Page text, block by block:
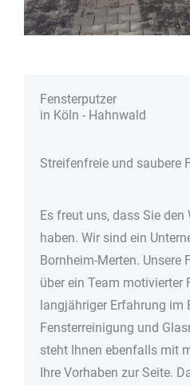
Fenster­putzer
in Köln - Hahn­wald
Streifenfreie und saubere
Es freut uns, dass Sie
haben. Wir sind ein
Bornheim-Merten.
über ein Team motivierter
langjähriger Erfahrung im
Fensterreinigung und
steht Ihnen ebenfalls mit
Ihre Vorhaben zur Seite.